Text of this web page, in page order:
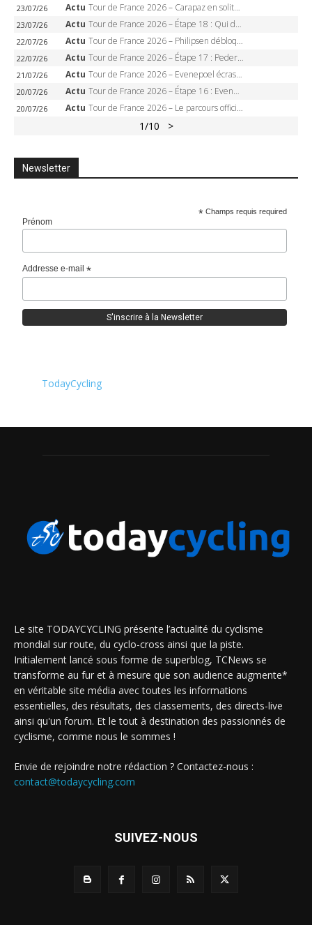
23/07/26 Actu Tour de France 2026 – Carapaz en solitaire à Orcières-Merlette, Paret-Peintre à un point du maillot à pois
23/07/26 Actu Tour de France 2026 – Étape 18 : Qui domptera Orcières-Merlette, première marche vers l’Alpe d’Huez ?
22/07/26 Actu Tour de France 2026 – Philipsen débloque son compteur à Voiron, Pedersen en danger pour le maillot vert
22/07/26 Actu Tour de France 2026 – Étape 17 : Pedersen peut-il verrouiller le maillot vert à Voiron ?
21/07/26 Actu Tour de France 2026 – Evenepoel écrase le chrono d’Évian, Seixas 4e, Lipowitz abandonne
20/07/26 Actu Tour de France 2026 – Étape 16 : Evenepoel, Pogacar, Ganna… qui domptera le chrono d’Évian pour redessiner le podium ?
20/07/26 Actu Tour de France 2026 – Le parcours officiel complet : 21 étapes, profils, carte et dates
1/10 >
Newsletter
* Champs requis required
Prénom
Addresse e-mail*
TodayCycling
Le site TODAYCYCLING présente l’actualité du cyclisme
mondial sur route, du cyclo-cross ainsi que la piste.
Initialement lancé sous forme de superblog, TCNews se
transforme au fur et à mesure que son audience augmente*
en véritable site média avec toutes les informations
essentielles, des résultats, des classements, des directs-live
ainsi qu'un forum. Et le tout à destination des passionnés de
cyclisme, comme nous le sommes !
Envie de rejoindre notre rédaction ? Contactez-nous :
contact@todaycycling.com
SUIVEZ-NOUS